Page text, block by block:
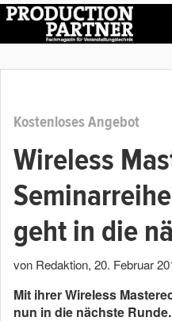
Kostenloses Angebot
Wireless
geht in die
von Redaktion, 20. Februar
Mit ihrer Wireless
nun in die nächste